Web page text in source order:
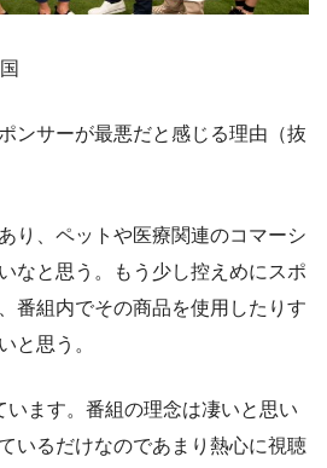
ンサーが最悪だと感じる理由（抜
り、ペットや医療関連のコマーシ
なと思う。もう少し控えめにスポ
番組内でその商品を使用したりす
と思う。
います。番組の理念は凄いと思い
いるだけなのであまり熱心に視聴